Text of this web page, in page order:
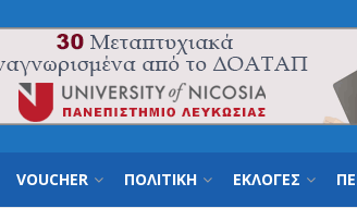
VOUCHER ΠΟΛΙΤΙΚΗ ΕΚΛΟΓΕΣ